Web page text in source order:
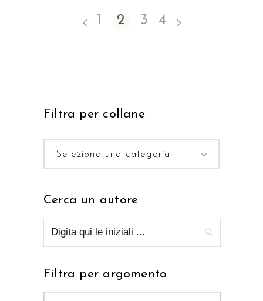
1 2 3 4
Filtra per collane
Seleziona una categoria
Cerca un autore
Filtra per argomento